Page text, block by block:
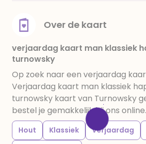
Over de kaart
verjaardag kaart man klassiek
turnowsky
Op zoek naar een verjaardag
Verjaardag kaart man klassiek
turnowsky kaart van Turnowsky
bestel je gemakkelijk bij ons online.
Hout Klassiek Verjaardag